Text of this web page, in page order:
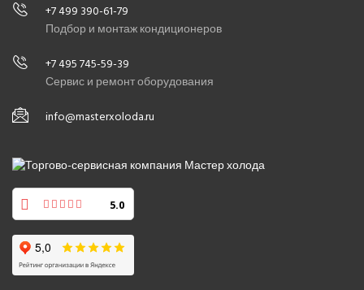
+7 499 390-61-79
Подбор и монтаж кондиционеров
+7 495 745-59-39
Сервис и ремонт оборудования
info@masterxoloda.ru
5.0